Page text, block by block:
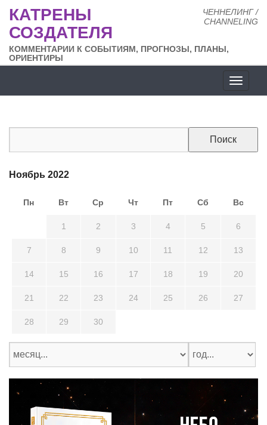
ЧЕННЕЛИНГ /
CHANNELING
КАТРЕНЫ
СОЗДАТЕЛЯ
КОММЕНТАРИИ К СОБЫТИЯМ, ПРОГНОЗЫ, ПЛАНЫ,
ОРИЕНТИРЫ
сайта
Ноябрь 2022
Пн Вт Ср Чт Пт Сб Вс
1 2 3 4 5 6
7 8 9 10 11 12 13
14 15 16 17 18 19 20
21 22 23 24 25 26 27
28 29 30